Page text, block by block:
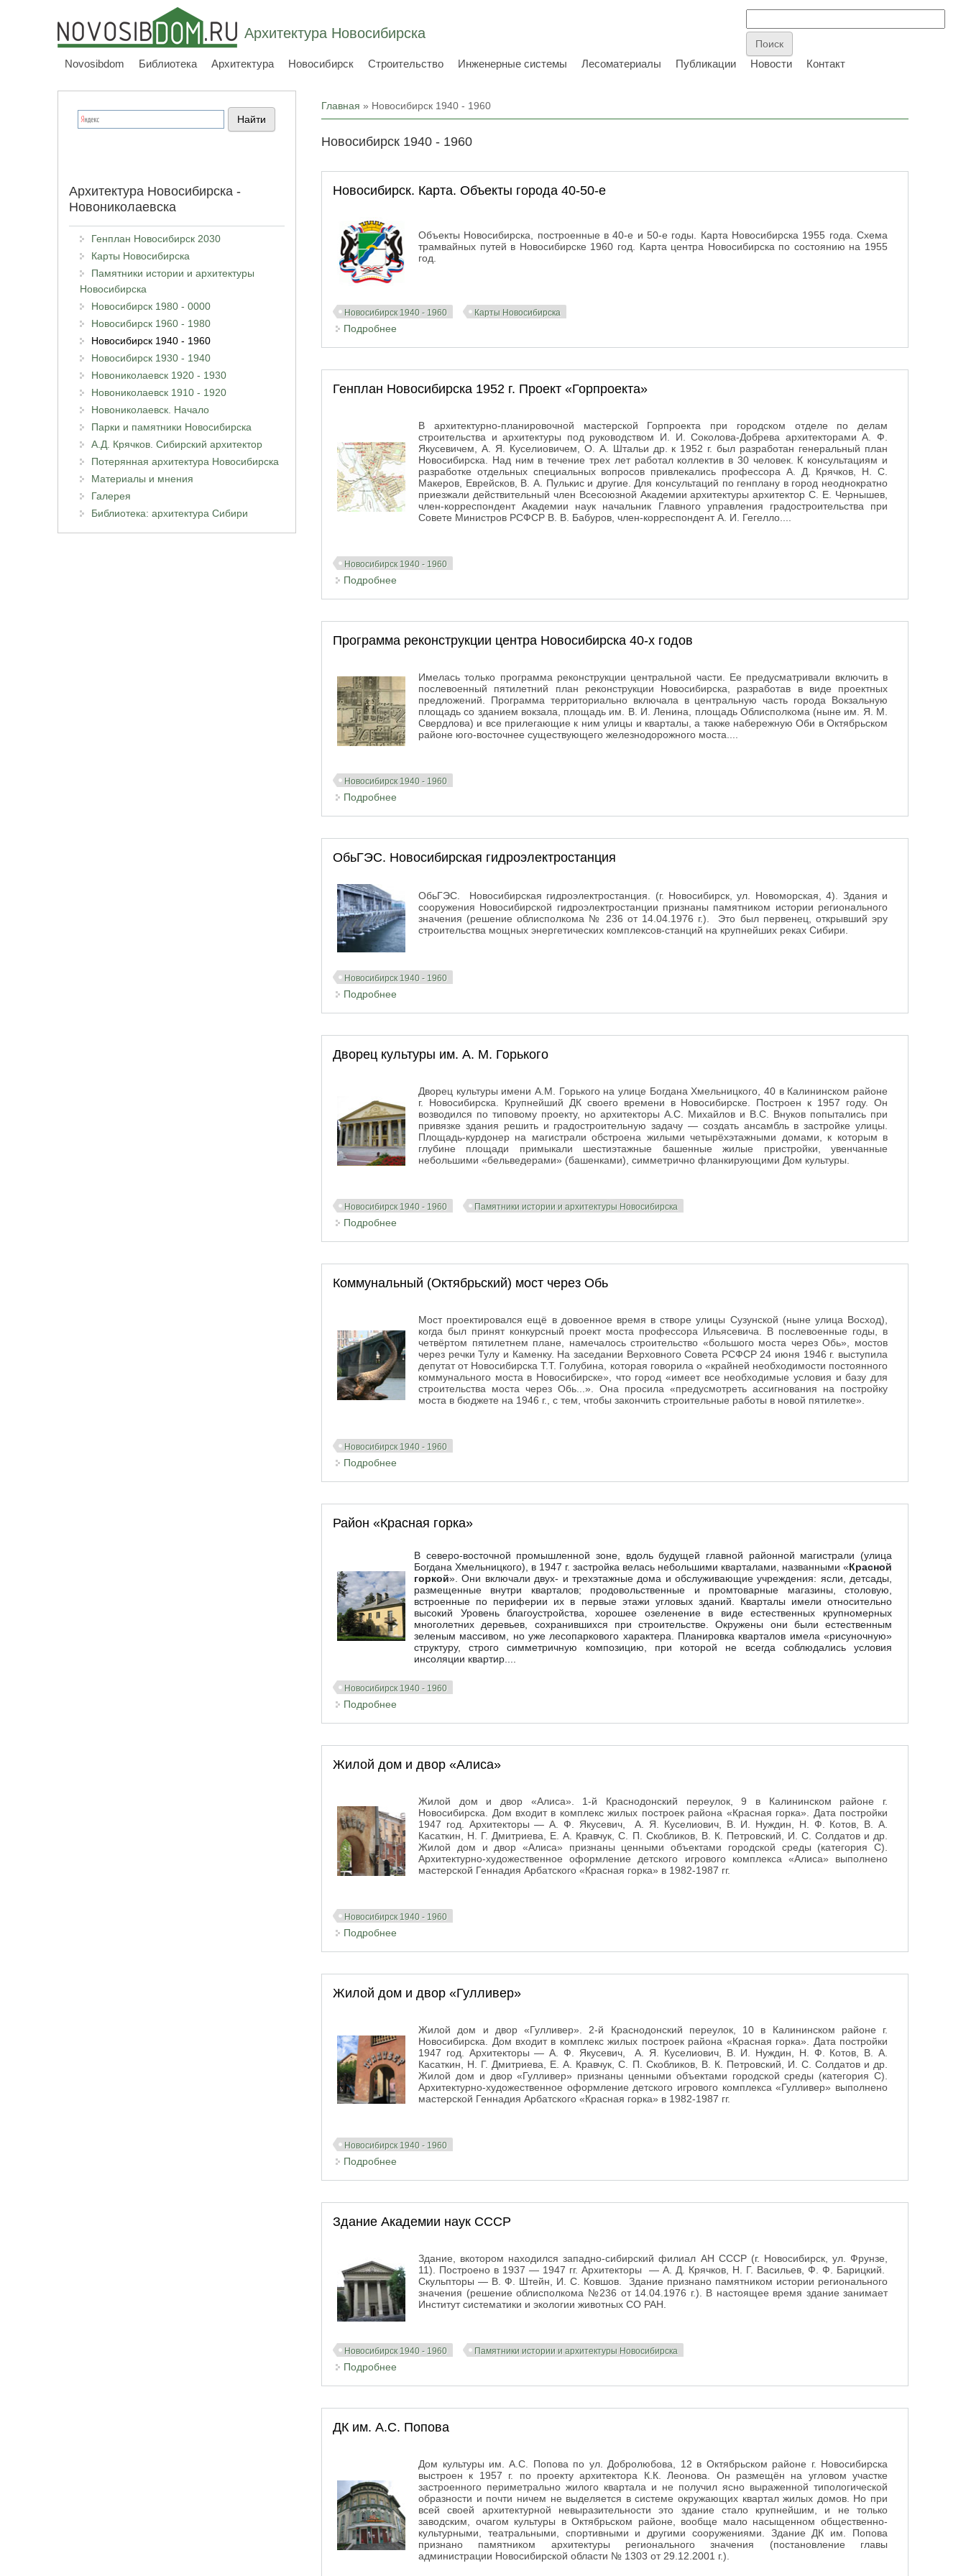
Архитектура Новосибирска
Novosibdom Библиотека Архитектура Новосибирск Строительство Инженерные системы Лесоматериалы Публикации Новости Контакт
Вы здесь
Главная » Новосибирск 1940 - 1960
Новосибирск 1940 - 1960
Новосибирск. Карта. Объекты города 40-50-е
Объекты Новосибирска, построенные в 40-е и 50-е годы. Карта Новосибирска 1955 года. Схема
трамвайных путей в Новосибирске 1960 год. Карта центра Новосибирска по состоянию на 1955
год.
Новосибирск 1940 - 1960 Карты Новосибирска
Подробнее
Генплан Новосибирска 1952 г. Проект «Горпроекта»
В архитектурно-планировочной мастерской Горпроекта при городском отделе по делам
строительства и архитектуры под руководством И. И. Соколова-Добрева архитекторами А. Ф.
Якусевичем, А. Я. Куселиовичем, О. А. Штальи др. к 1952 г. был разработан генеральный план
Новосибирска. Над ним в течение трех лет работал коллектив в 30 человек. К консультациям и
разработке отдельных специальных вопросов привлекались профессора А. Д. Крячков, Н. С.
Макеров, Еврейсков, В. А. Пулькис и другие. Для консультаций по генплану в город неоднократно
приезжали действительный член Всесоюзной Академии архитектуры архитектор С. Е. Чернышев,
член-корреспондент Академии наук начальник Главного управления градостроительства при
Совете Министров РСФСР В. В. Бабуров, член-корреспондент А. И. Гегелло....
Новосибирск 1940 - 1960
Подробнее
Программа реконструкции центра Новосибирска 40-х годов
Имелась только программа реконструкции центральной части. Ее предусматривали включить в
послевоенный пятилетний план реконструкции Новосибирска, разработав в виде проектных
предложений. Программа территориально включала в центральную часть города Вокзальную
площадь со зданием вокзала, площадь им. В. И. Ленина, площадь Облисполкома (ныне им. Я. М.
Свердлова) и все прилегающие к ним улицы и кварталы, а также набережную Оби в Октябрьском
районе юго-восточнее существующего железнодорожного моста....
Новосибирск 1940 - 1960
Подробнее
ОбьГЭС. Новосибирская гидроэлектростанция
ОбьГЭС. Новосибирская гидроэлектростанция. (г. Новосибирск, ул. Новоморская, 4). Здания и
сооружения Новосибирской гидроэлектростанции признаны памятником истории регионального
значения (решение облисполкома № 236 от 14.04.1976 г.). Это был первенец, открывший эру
строительства мощных энергетических комплексов-станций на крупнейших реках Сибири.
Новосибирск 1940 - 1960
Подробнее
Дворец культуры им. А. М. Горького
Дворец культуры имени А.М. Горького на улице Богдана Хмельницкого, 40 в Калининском районе
г. Новосибирска. Крупнейший ДК своего времени в Новосибирске. Построен к 1957 году. Он
возводился по типовому проекту, но архитекторы А.С. Михайлов и В.С. Внуков попытались при
привязке здания решить и градостроительную задачу — создать ансамбль в застройке улицы.
Площадь-курдонер на магистрали обстроена жилыми четырёхэтажными домами, к которым в
глубине площади примыкали шестиэтажные башенные жилые пристройки, увенчанные
небольшими «бельведерами» (башенками), симметрично фланкирующими Дом культуры.
Новосибирск 1940 - 1960 Памятники истории и архитектуры Новосибирска
Подробнее
Коммунальный (Октябрьский) мост через Обь
Мост проектировался ещё в довоенное время в створе улицы Сузунской (ныне улица Восход),
когда был принят конкурсный проект моста профессора Ильясевича. В послевоенные годы, в
четвёртом пятилетнем плане, намечалось строительство «большого моста через Обь», мостов
через речки Тулу и Каменку. На заседании Верховного Совета РСФСР 24 июня 1946 г. выступила
депутат от Новосибирска Т.Т. Голубина, которая говорила о «крайней необходимости постоянного
коммунального моста в Новосибирске», что город «имеет все необходимые условия и базу для
строительства моста через Обь...». Она просила «предусмотреть ассигнования на постройку
моста в бюджете на 1946 г., с тем, чтобы закончить строительные работы в новой пятилетке».
Новосибирск 1940 - 1960
Подробнее
Район «Красная горка»
В северо-восточной промышленной зоне, вдоль будущей главной районной магистрали (улица
Богдана Хмельницкого), в 1947 г. застройка велась небольшими кварталами, названными «Красной
горкой». Они включали двух- и трехэтажные дома и обслуживающие учреждения: ясли, детсады,
размещенные внутри кварталов; продовольственные и промтоварные магазины, столовую,
встроенные по периферии их в первые этажи угловых зданий. Кварталы имели относительно
высокий Уровень благоустройства, хорошее озеленение в виде естественных крупномерных
многолетних деревьев, сохранившихся при строительстве. Окружены они были естественным
зеленым массивом, но уже лесопаркового характера. Планировка кварталов имела «рисуночную»
структуру, строго симметричную композицию, при которой не всегда соблюдались условия
инсоляции квартир....
Новосибирск 1940 - 1960
Подробнее
Жилой дом и двор «Алиса»
Жилой дом и двор «Алиса». 1-й Краснодонский переулок, 9 в Калининском районе г.
Новосибирска. Дом входит в комплекс жилых построек района «Красная горка». Дата постройки
1947 год. Архитекторы — А. Ф. Якусевич, А. Я. Куселиович, В. И. Нуждин, Н. Ф. Котов, В. А.
Касаткин, Н. Г. Дмитриева, Е. А. Кравчук, С. П. Скобликов, В. К. Петровский, И. С. Солдатов и др.
Жилой дом и двор «Алиса» признаны ценными объектами городской среды (категория С).
Архитектурно-художественное оформление детского игрового комплекса «Алиса» выполнено
мастерской Геннадия Арбатского «Красная горка» в 1982-1987 гг.
Новосибирск 1940 - 1960
Подробнее
Жилой дом и двор «Гулливер»
Жилой дом и двор «Гулливер». 2-й Краснодонский переулок, 10 в Калининском районе г.
Новосибирска. Дом входит в комплекс жилых построек района «Красная горка». Дата постройки
1947 год. Архитекторы — А. Ф. Якусевич, А. Я. Куселиович, В. И. Нуждин, Н. Ф. Котов, В. А.
Касаткин, Н. Г. Дмитриева, Е. А. Кравчук, С. П. Скобликов, В. К. Петровский, И. С. Солдатов и др.
Жилой дом и двор «Гулливер» признаны ценными объектами городской среды (категория С).
Архитектурно-художественное оформление детского игрового комплекса «Гулливер» выполнено
мастерской Геннадия Арбатского «Красная горка» в 1982-1987 гг.
Новосибирск 1940 - 1960
Подробнее
Здание Академии наук СССР
Здание, вкотором находился западно-сибирский филиал АН СССР (г. Новосибирск, ул. Фрунзе,
11). Построено в 1937 — 1947 гг. Архитекторы — А. Д. Крячков, Н. Г. Васильев, Ф. Ф. Барицкий.
Скульпторы — В. Ф. Штейн, И. С. Ковшов. Здание признано памятником истории регионального
значения (решение облисполкома №236 от 14.04.1976 г.). В настоящее время здание занимает
Институт систематики и экологии животных СО РАН.
Новосибирск 1940 - 1960 Памятники истории и архитектуры Новосибирска
Подробнее
ДК им. А.С. Попова
Дом культуры им. А.С. Попова по ул. Добролюбова, 12 в Октябрьском районе г. Новосибирска
выстроен к 1957 г. по проекту архитектора К.К. Леонова. Он размещён на угловом участке
застроенного периметрально жилого квартала и не получил ясно выраженной типологической
образности и почти ничем не выделяется в системе окружающих квартал жилых домов. Но при
всей своей архитектурной невыразительности это здание стало крупнейшим, и не только
заводским, очагом культуры в Октябрьском районе, вообще мало насыщенном общественно-
культурными, театральными, спортивными и другими сооружениями. Здание ДК им. Попова
признано памятником архитектуры регионального значения (постановление главы
администрации Новосибирской области № 1303 от 29.12.2001 г.).
Архитектура Новосибирска -
Новониколаевска
Генплан Новосибирск 2030
Карты Новосибирска
Памятники истории и архитектуры
Новосибирска
Новосибирск 1980 - 0000
Новосибирск 1960 - 1980
Новосибирск 1940 - 1960
Новосибирск 1930 - 1940
Новониколаевск 1920 - 1930
Новониколаевск 1910 - 1920
Новониколаевск. Начало
Парки и памятники Новосибирска
А.Д. Крячков. Сибирский архитектор
Потерянная архитектура Новосибирска
Материалы и мнения
Галерея
Библиотека: архитектура Сибири